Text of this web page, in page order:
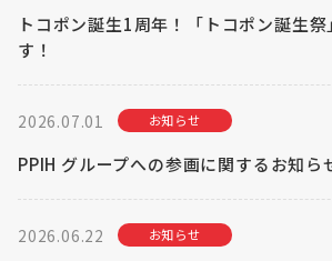
採用情報
会社情報
トコポン誕生1周年！「トコポン誕生
す！
2026.07.01 お知らせ
PPIH グループへの参画に関するお知ら
2026.06.22 お知らせ